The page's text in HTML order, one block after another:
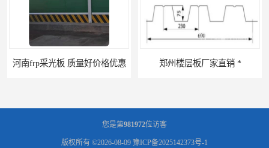
河南frp采光板 质量好价格优惠 郑州楼层板厂家直销 *
您是第981972位访客
版权所有 ©2026-08-09 豫ICP备2025142373号-1